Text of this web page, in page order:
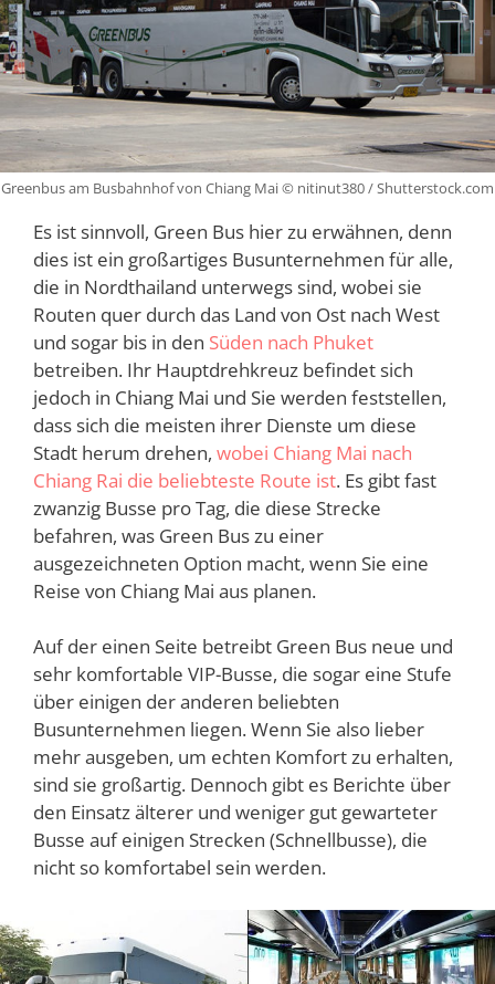
Greenbus am Busbahnhof von Chiang Mai © nitinut380 / Shutterstock.com
Es ist sinnvoll, Green Bus hier zu erwähnen, denn
dies ist ein großartiges Busunternehmen für alle,
die in Nordthailand unterwegs sind, wobei sie
Routen quer durch das Land von Ost nach West
und sogar bis in den Süden nach Phuket
betreiben. Ihr Hauptdrehkreuz befindet sich
jedoch in Chiang Mai und Sie werden feststellen,
dass sich die meisten ihrer Dienste um diese
Stadt herum drehen, wobei Chiang Mai nach
Chiang Rai die beliebteste Route ist. Es gibt fast
zwanzig Busse pro Tag, die diese Strecke
befahren, was Green Bus zu einer
ausgezeichneten Option macht, wenn Sie eine
Reise von Chiang Mai aus planen.
Auf der einen Seite betreibt Green Bus neue und
sehr komfortable VIP-Busse, die sogar eine Stufe
über einigen der anderen beliebten
Busunternehmen liegen. Wenn Sie also lieber
mehr ausgeben, um echten Komfort zu erhalten,
sind sie großartig. Dennoch gibt es Berichte über
den Einsatz älterer und weniger gut gewarteter
Busse auf einigen Strecken (Schnellbusse), die
nicht so komfortabel sein werden.